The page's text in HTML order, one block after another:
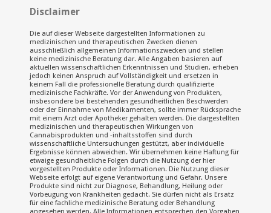
Disclaimer
Die auf dieser Webseite dargestellten Informationen zu
medizinischen und therapeutischen Zwecken dienen
ausschließlich allgemeinen Informationszwecken und stellen
keine medizinische Beratung dar. Alle Angaben basieren auf
aktuellen wissenschaftlichen Erkenntnissen und Studien, erheben
jedoch keinen Anspruch auf Vollständigkeit und ersetzen in
keinem Fall die professionelle Beratung durch qualifizierte
medizinische Fachkräfte. Vor der Anwendung von Produkten,
insbesondere bei bestehenden gesundheitlichen Beschwerden
oder der Einnahme von Medikamenten, sollte immer Rücksprache
mit einem Arzt oder Apotheker gehalten werden. Die dargestellten
medizinischen und therapeutischen Wirkungen von
Cannabisprodukten und -inhaltsstoffen sind durch
wissenschaftliche Untersuchungen gestützt, aber individuelle
Ergebnisse können abweichen. Wir übernehmen keine Haftung für
etwaige gesundheitliche Folgen durch die Nutzung der hier
vorgestellten Produkte oder Informationen. Die Nutzung dieser
Webseite erfolgt auf eigene Verantwortung und Gefahr. Unsere
Produkte sind nicht zur Diagnose, Behandlung, Heilung oder
Vorbeugung von Krankheiten gedacht. Sie dürfen nicht als Ersatz
für eine fachliche medizinische Beratung oder Behandlung
angesehen werden. Alle Informationen entsprechen den Vorgaben